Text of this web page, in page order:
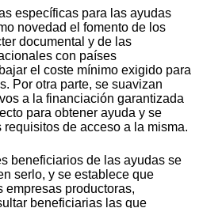
específicas para las ayudas
novedad el fomento de los
documental y de las
con países
el coste mínimo exigido para
Por otra parte, se suavizan
a la financiación garantizada
para obtener ayuda y se
de acceso a la misma.
beneficiarios de las ayudas se
serlo, y se establece que
empresas productoras,
beneficiarias las que